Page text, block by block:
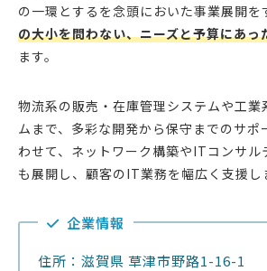
の一環とするを念頭においた事業展開を
の大小を問わない、ニーズと予算にあっ
ます。
物流系の販売・在庫管理システムや工業
ムまで、多彩な開発から保守までのサポ
わせて、ネットワーク構築やITコンサル
も展開し、顧客のIT業務を幅広く支援し
企業情報
住所：滋賀県 草津市野路1-16-1